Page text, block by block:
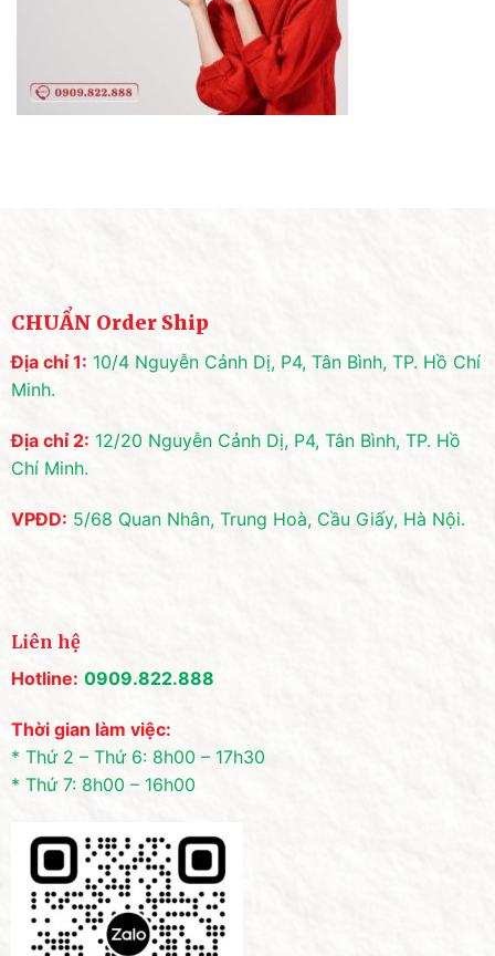
CHUẨN Order Ship
Địa chỉ 1: 10/4 Nguyễn Cảnh Dị, P4, Tân Bình, TP. Hồ Chí
Minh.
Địa chỉ 2: 12/20 Nguyễn Cảnh Dị, P4, Tân Bình, TP. Hồ
Chí Minh.
VPĐD: 5/68 Quan Nhân, Trung Hoà, Cầu Giấy, Hà Nội.
Liên hệ
Hotline: 0909.822.888
Thời gian làm việc:
* Thứ 2 – Thứ 6: 8h00 – 17h30
* Thứ 7: 8h00 – 16h00